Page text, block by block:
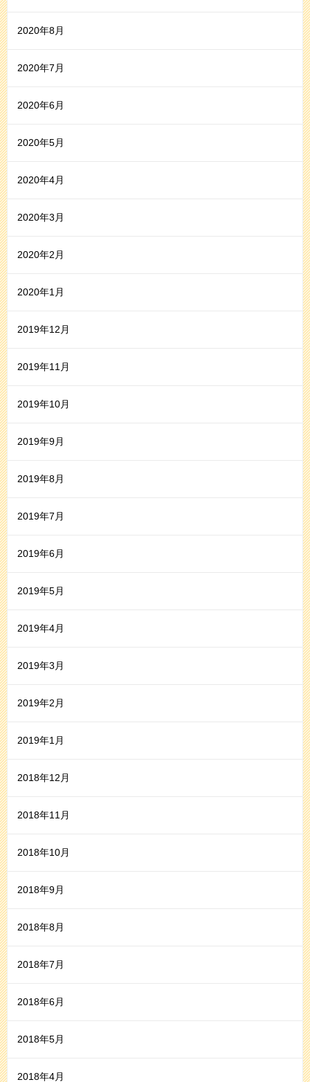
2020年8月
2020年7月
2020年6月
2020年5月
2020年4月
2020年3月
2020年2月
2020年1月
2019年12月
2019年11月
2019年10月
2019年9月
2019年8月
2019年7月
2019年6月
2019年5月
2019年4月
2019年3月
2019年2月
2019年1月
2018年12月
2018年11月
2018年10月
2018年9月
2018年8月
2018年7月
2018年6月
2018年5月
2018年4月